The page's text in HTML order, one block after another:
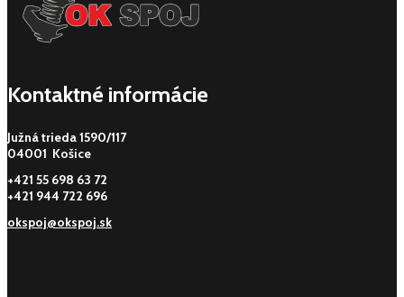
Kontaktné informácie
Južná trieda 1590/117
04001 Košice
+421 55 698 63 72
+421 944 722 696
okspoj@okspoj.sk